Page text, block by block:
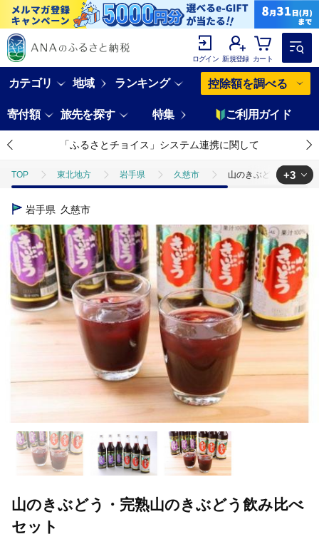
ログイン 新規登録 カート
カテゴリ 地域 ランキング 控除額を調べる
寄付額 旅先を探す 特集 ご利用ガイド
「ふるさとチョイス」システム連携に関して
TOP 東北地方 岩手県 久慈市 山のきぶどう・完熟山
TOP
TOP 飲料（酒以外） ソフトドリンク ジュース 山の
TOP 飲料（酒以外） ほかの飲料 山のきぶどう・完熟山の
+3
岩手県 久慈市
山のきぶどう・完熟山のきぶどう飲み比べ
セット